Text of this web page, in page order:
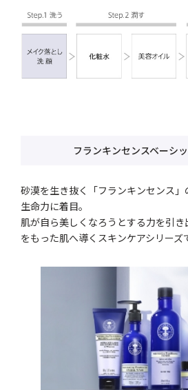
フランキンセンスベーシ
砂漠を生き抜く「フランキンセンス
生命力に着目。
肌が自ら美しくなろうとする力を引
をもった肌へ導くスキンケアシリーズ